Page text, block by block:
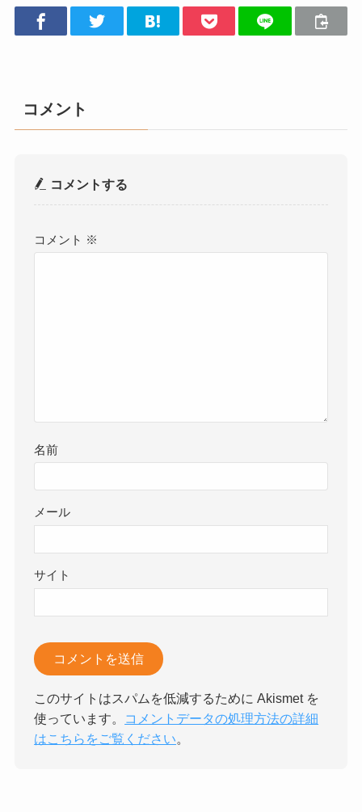
コメント
コメントする
コメント ※
名前
メール
サイト
このサイトはスパムを低減するために Akismet を
使っています。
コメントデータの処理方法の詳細
はこちらをご覧ください。